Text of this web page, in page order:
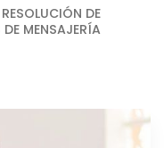
DE
MENSAJERÍA